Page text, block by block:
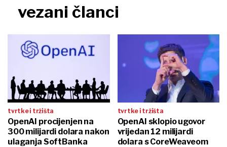
vezani članci
tvrtke i tržišta
OpenAI procijenjen na
300 milijardi dolara nakon
ulaganja SoftBanka
tvrtke i tržišta
OpenAI sklopio ugovor
vrijedan 12 milijardi
dolara s CoreWeaveom